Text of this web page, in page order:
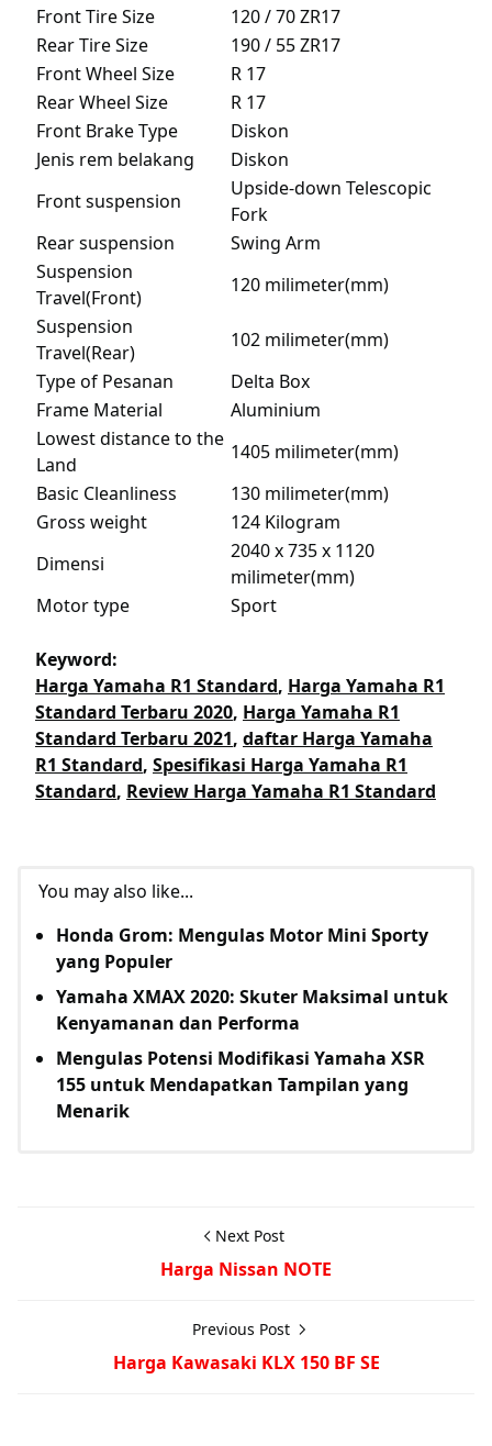
Front Tire Size
120 / 70 ZR17
Rear Tire Size
190 / 55 ZR17
Front Wheel Size
R 17
Rear Wheel Size
R 17
Front Brake Type
Diskon
Jenis rem belakang
Diskon
Front suspension
Upside-down Telescopic
Fork
Rear suspension
Swing Arm
Suspension
Travel(Front)
120 milimeter(mm)
Suspension
Travel(Rear)
102 milimeter(mm)
Type of Pesanan
Delta Box
Frame Material
Aluminium
Lowest distance to the
Land
1405 milimeter(mm)
Basic Cleanliness
130 milimeter(mm)
Gross weight
124 Kilogram
Dimensi
2040 x 735 x 1120
milimeter(mm)
Motor type
Sport
Keyword:
Harga Yamaha R1 Standard, Harga Yamaha R1
Standard Terbaru 2020, Harga Yamaha R1
Standard Terbaru 2021, daftar Harga Yamaha
R1 Standard, Spesifikasi Harga Yamaha R1
Standard, Review Harga Yamaha R1 Standard
You may also like...
Honda Grom: Mengulas Motor Mini Sporty
yang Populer
Yamaha XMAX 2020: Skuter Maksimal untuk
Kenyamanan dan Performa
Mengulas Potensi Modifikasi Yamaha XSR
155 untuk Mendapatkan Tampilan yang
Menarik
Next Post
Harga Nissan NOTE
Previous Post
Harga Kawasaki KLX 150 BF SE